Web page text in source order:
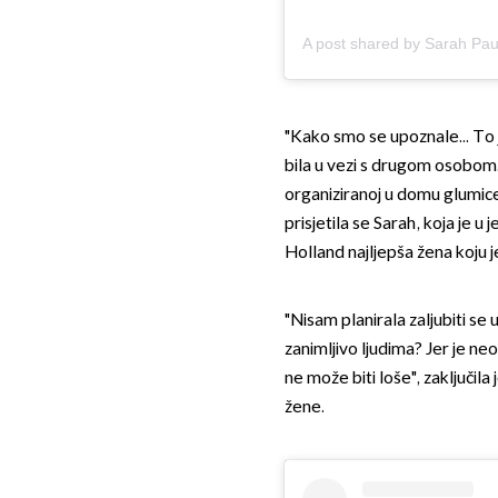
A post shared by Sarah
"Kako smo se upoznale...
bila u vezi s drugom
organiziranoj u domu
prisjetila se Sarah, koja je u
Holland najljepša žena koju
"Nisam planirala zaljubiti se
zanimljivo ljudima? Jer je
ne može biti loše",
žene.